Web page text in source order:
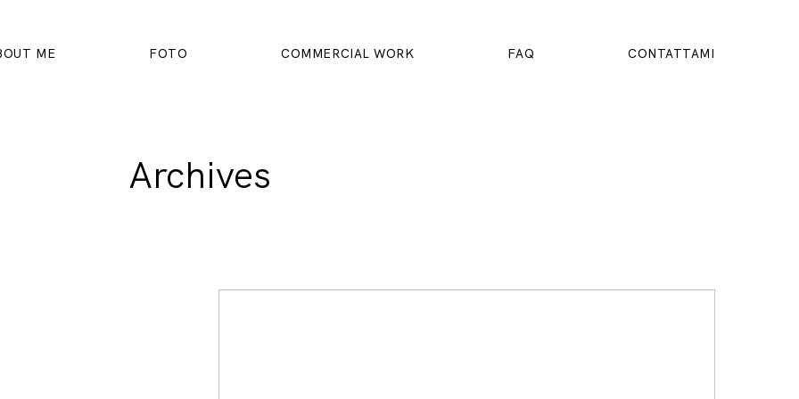
ME FOTO COMMERCIAL WORK FAQ CONTATTAMI
Archives